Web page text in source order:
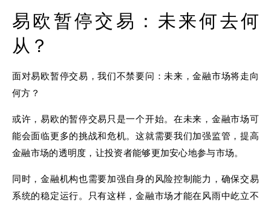
易欧暂停交易：未来何去何
从？
面对易欧暂停交易，我们不禁要问：未来，金融市场将走向
何方？
或许，易欧的暂停交易只是一个开始。在未来，金融市场可
能会面临更多的挑战和危机。这就需要我们加强监管，提高
金融市场的透明度，让投资者能够更加安心地参与市场。
同时，金融机构也需要加强自身的风险控制能力，确保交易
系统的稳定运行。只有这样，金融市场才能在风雨中屹立不